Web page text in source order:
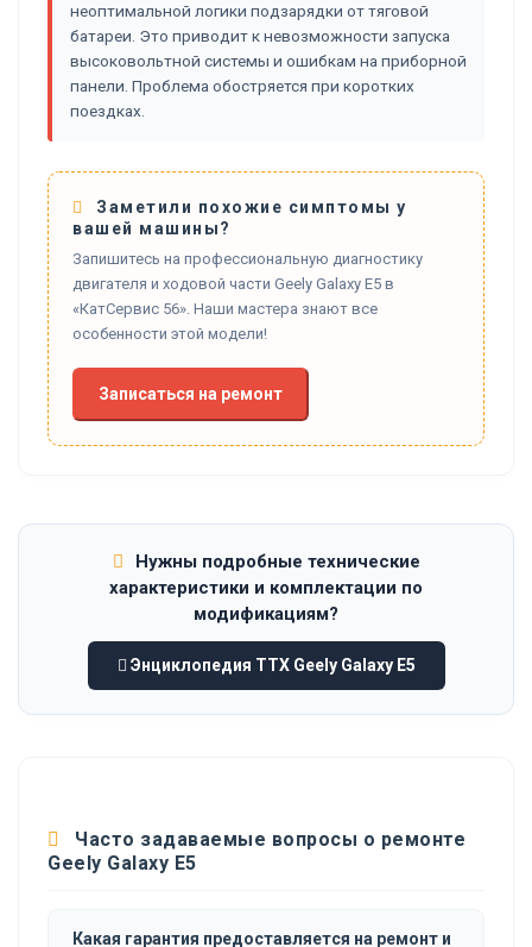
неоптимальной логики подзарядки от тяговой
батареи. Это приводит к невозможности запуска
высоковольтной системы и ошибкам на приборной
панели. Проблема обостряется при коротких
поездках.
Заметили похожие симптомы у
вашей машины?
Запишитесь на профессиональную диагностику
двигателя и ходовой части Geely Galaxy E5 в
«КатСервис 56». Наши мастера знают все
особенности этой модели!
Записаться на ремонт
Нужны подробные технические
характеристики и комплектации по
модификациям?
Энциклопедия ТТХ Geely Galaxy E5
Часто задаваемые вопросы о ремонте
Geely Galaxy E5
Какая гарантия предоставляется на ремонт и